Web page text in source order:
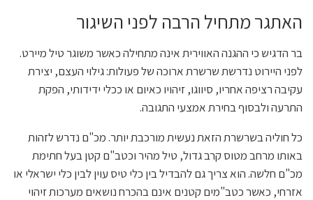
האתגר מתחיל הרבה לפני השיגור
בר הדגיש כי ההגנה האווירית אינה מתחילה כאשר משוגר טיל מיירט.
לפני היירוט נדרשת שרשרת ארוכה של פעולות: גילוי העצם, יצירת
עקיבה רציפה אחריו, סיווגו, זיהויו כאיום או ככלי ידידותי, הפקת
התרעה ולבסוף בחירת אמצעי התגובה.
כל חוליה בשרשרת הזאת נעשית מורכבת יותר. מכ"ם נדרש לזהות
באותו מרחב מטוס קרב גדול, טיל מהיר וכטב"ם קטן בעל חתימת
מכ"ם חלשה. הוא צריך גם להבדיל בין כלי טיס עוין לבין כלי ישראלי או
אזרחי, כאשר כטב"מים קטנים אינם בהכרח נושאים מערכות זיהוי